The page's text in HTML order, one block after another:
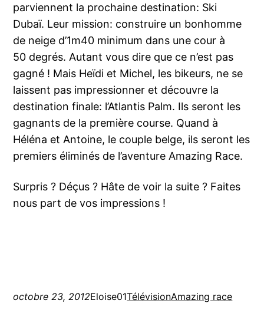
parviennent la prochaine destination: Ski
Dubaï. Leur mission: construire un bonhomme
de neige d’1m40 minimum dans une cour à
50 degrés. Autant vous dire que ce n’est pas
gagné ! Mais Heïdi et Michel, les bikeurs, ne se
laissent pas impressionner et découvre la
destination finale: l’Atlantis Palm. Ils seront les
gagnants de la première course. Quand à
Héléna et Antoine, le couple belge, ils seront les
premiers éliminés de l’aventure Amazing Race.
Surpris ? Déçus ? Hâte de voir la suite ? Faites
nous part de vos impressions !
octobre 23, 2012Eloise01TélévisionAmazing race